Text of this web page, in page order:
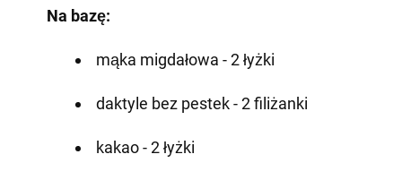
Na bazę:
mąka migdałowa - 2 łyżki
daktyle bez pestek - 2 filiżanki
kakao - 2 łyżki